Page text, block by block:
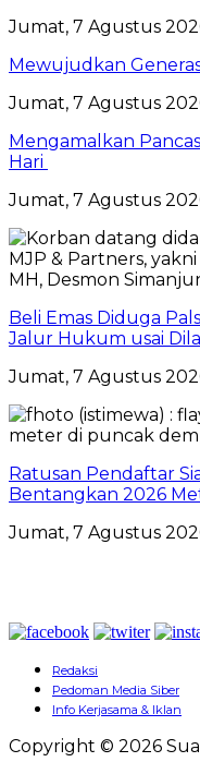
Jumat, 7 Agustus
Mewujudkan
Jumat, 7 Agustus
Mengamalkan
Hari
Jumat, 7 Agustus
Beli Emas Diduga
Jalur Hukum usai
Jumat, 7 Agustus
Ratusan Pendaftar
Bentangkan 2026
Jumat, 7 Agustus
Redaksi
Pedoman Media Siber
Info Kerjasama & Iklan
Copyright © 2026